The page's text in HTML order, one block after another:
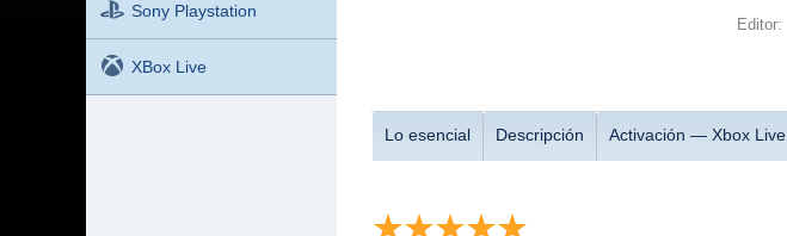
Sony Playstation
XBox Live
Editor:
Lo esencial Descripción Activación — Xbox Live